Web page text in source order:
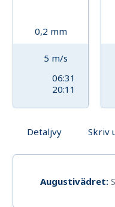
0,2 mm
5 m/s
06:31
20:11
Detaljvy Skriv
Augustivädret: